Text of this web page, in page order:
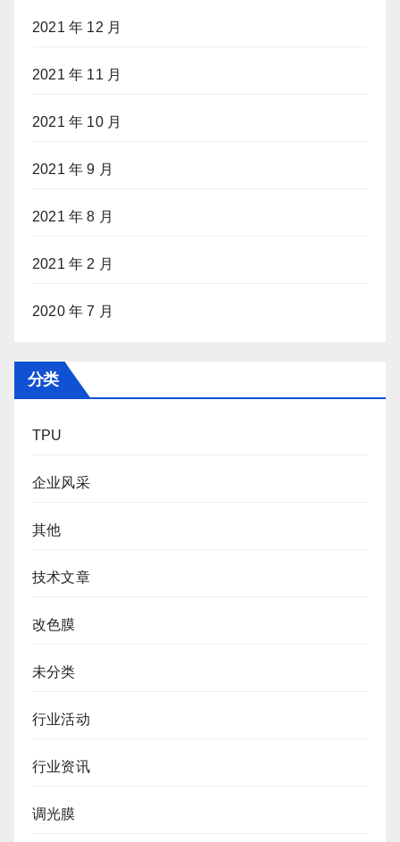
2021 年 12 月
2021 年 11 月
2021 年 10 月
2021 年 9 月
2021 年 8 月
2021 年 2 月
2020 年 7 月
分类
TPU
企业风采
其他
技术文章
改色膜
未分类
行业活动
行业资讯
调光膜